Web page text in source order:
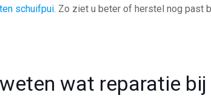
schuifpui. Zo ziet u beter of herstel nog past
wat reparatie bij